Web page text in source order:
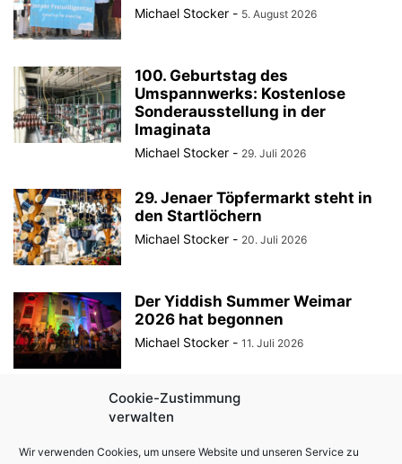
Cookie-Zustimmung
verwalten
Wir verwenden Cookies, um unsere Website und unseren Service zu
Michael Stocker - 5. August 2026
100. Geburtstag des
Umspannwerks: Kostenlose
Sonderausstellung in der
Imaginata
Michael Stocker - 29. Juli 2026
29. Jenaer Töpfermarkt steht in
den Startlöchern
Michael Stocker - 20. Juli 2026
Der Yiddish Summer Weimar
2026 hat begonnen
Michael Stocker - 11. Juli 2026
Als ein harmloses Frühstück die
Stasi auf den Plan rief
Michael Stocker 10. Juli 2026